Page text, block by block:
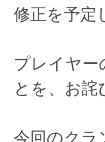
修正を予定
プレイヤ
とを、お詫
今回のクラ